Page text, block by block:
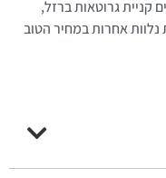
קניית גרוטאות ברזל,
נלוות אחרות במחיר הטוב